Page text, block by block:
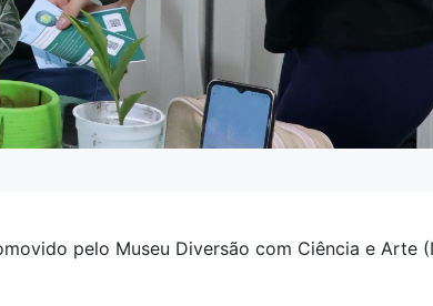
pelo Museu Diversão com Ciência e Arte